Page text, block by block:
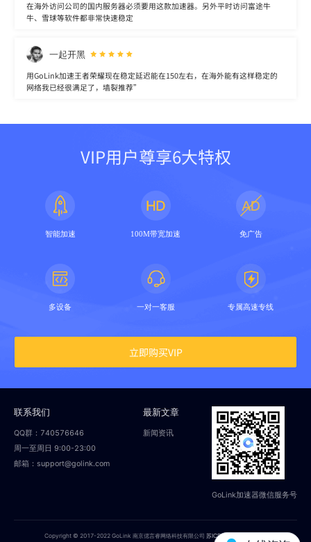
在海外访问公司的国内服务器必须要用这款加速器。另外平时访问富途牛
牛、雪球等软件都非常快速稳定
一起开黑
用GoLink加速王者荣耀现在稳定延迟能在150左右，在海外能有这样稳定的
网络我已经很满足了，墙裂推荐”
VIP用户尊享6大特权
智能加速 100M带宽加速 免广告
多设备 一对一客服 专属高速专线
立即购买VIP
联系我们
QQ群：740576646
周一至周日 9:00-23:00
邮箱：support@golink.com
最新文章
新闻资讯
GoLink加速器微信服务号
Copyright © 2017-2022 GoLink 南京偲言睿网络科技有限公司苏ICP备18014251号-2